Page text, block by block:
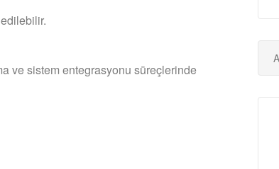
ve sistem entegrasyonu süreçlerinde